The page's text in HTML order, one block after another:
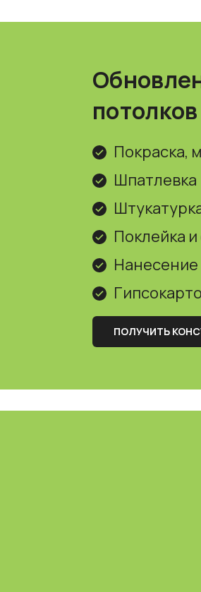
потолков
Покраска,
Шпатлевка
Поклейка
ПОЛУЧИТЬ